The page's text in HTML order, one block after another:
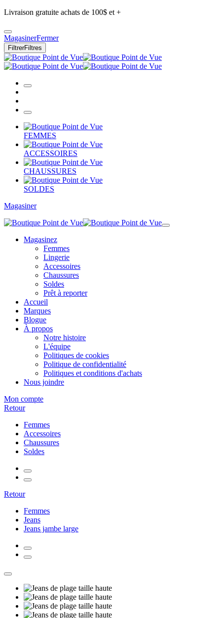
Livraison gratuite achats de 100$ et +
MagasinerFermer
FiltrerFiltres
FEMMES
ACCESSOIRES
CHAUSSURES
SOLDES
Magasiner
Magasinez
Femmes
Lingerie
Accessoires
Chaussures
Soldes
Prêt à reporter
Accueil
Marques
Blogue
À propos
Notre histoire
L'équipe
Politiques de cookies
Politique de confidentialité
Politiques et conditions d'achats
Nous joindre
Mon compte
Retour
Femmes
Accessoires
Chaussures
Soldes
Retour
Femmes
Jeans
Jeans jambe large